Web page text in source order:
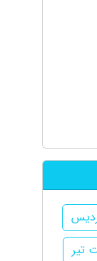
تیر